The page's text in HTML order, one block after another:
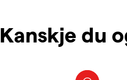
Kanskje du